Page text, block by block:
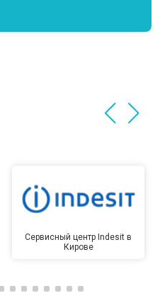
Сервисный центр Indesit в
Кирове